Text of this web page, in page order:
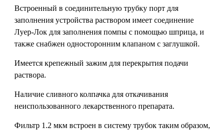
Встроенный в соединительную трубку порт для
заполнения устройства раствором имеет соединение
Луер-Лок для заполнения помпы с помощью шприца, и
также снабжен односторонним клапаном с заглушкой.
Имеется крепежный зажим для перекрытия подачи
раствора.
Наличие сливного колпачка для откачивания
неиспользованного лекарственного препарата.
Фильтр 1.2 мкм встроен в систему трубок таким образом,